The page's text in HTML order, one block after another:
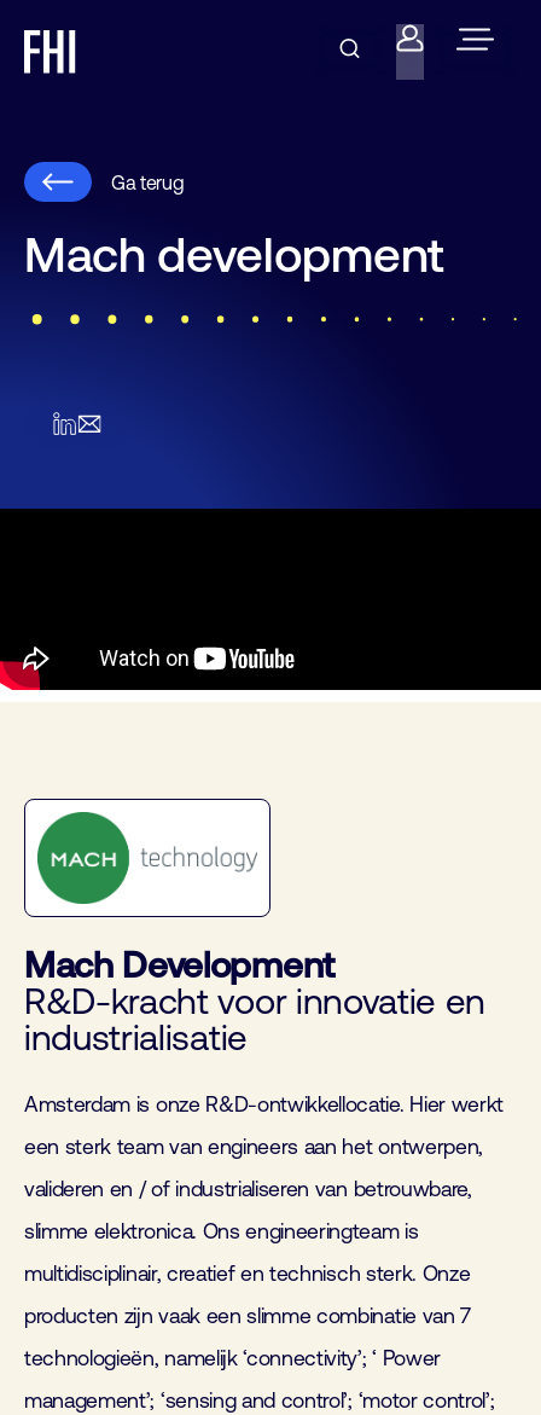
Ga terug
Mach development
Mach Development
R&D-kracht voor innovatie en
industrialisatie ​
Amsterdam is onze R&D-ontwikkellocatie. Hier werkt
een sterk team van engineers aan hetontwerpen,
valideren en / of industrialiseren van betrouwbare,
slimme elektronica. Onsengineeringteam is
multidisciplinair, creatief en technisch sterk. Onze
producten zijn vaak een slimme combinatie van 7
technologieën, namelijk ‘connectivity’; ‘ Power
management’; ‘sensing and control’; ‘motor control’;